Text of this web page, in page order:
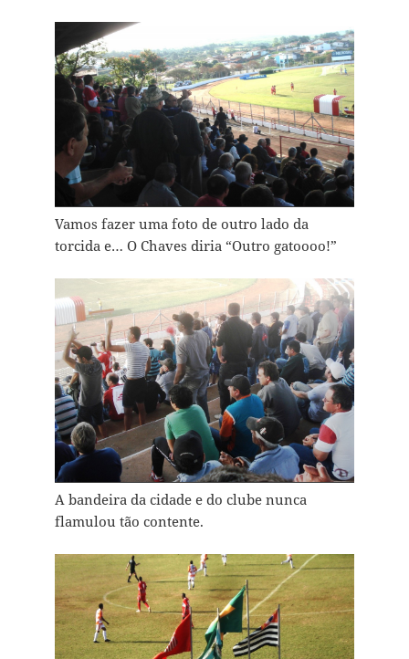
Vamos fazer uma foto de outro lado da
torcida e… O Chaves diria “Outro gatoooo!”
A bandeira da cidade e do clube nunca
flamulou tão contente.